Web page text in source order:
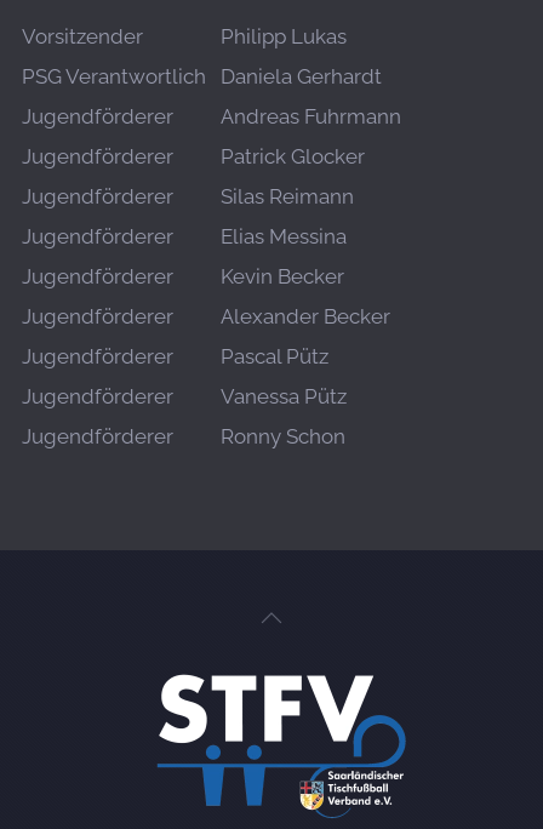
Vorsitzender
Philipp Lukas
PSG Verantwortlich
Daniela Gerhardt
Jugendförderer
Andreas Fuhrmann
Jugendförderer
Patrick Glocker
Jugendförderer
Silas Reimann
Jugendförderer
Elias Messina
Jugendförderer
Kevin Becker
Jugendförderer
Alexander Becker
Jugendförderer
Pascal Pütz
Jugendförderer
Vanessa Pütz
Jugendförderer
Ronny Schon